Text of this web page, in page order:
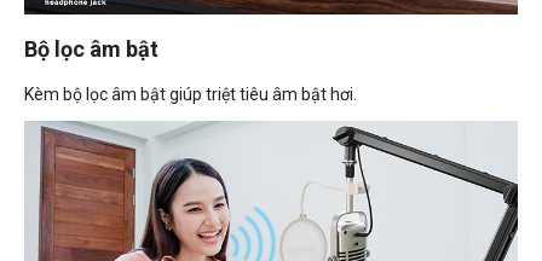
Bộ lọc âm bật
Kèm bộ lọc âm bật giúp triệt tiêu âm bật hơi.